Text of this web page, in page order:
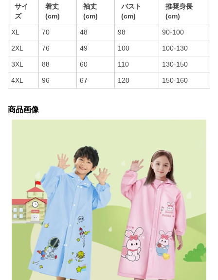
サイ
ズ
着丈
(cm)
袖丈
(cm)
バスト
(cm)
推奨身長
(cm)
XL 70 48 98 90-100
2XL 76 49 100 100-130
3XL 88 60 110 130-150
4XL 96 67 120 150-160
商品画像